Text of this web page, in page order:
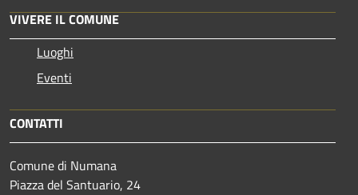
VIVERE IL COMUNE
Luoghi
Eventi
CONTATTI
Comune di Numana
Piazza del Santuario, 24